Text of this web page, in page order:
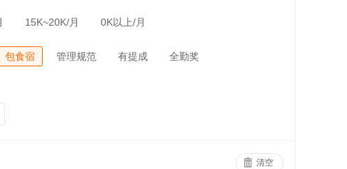
15K~20K/月 0K以上/月
包食宿 管理规范 有提成 全勤奖
清空